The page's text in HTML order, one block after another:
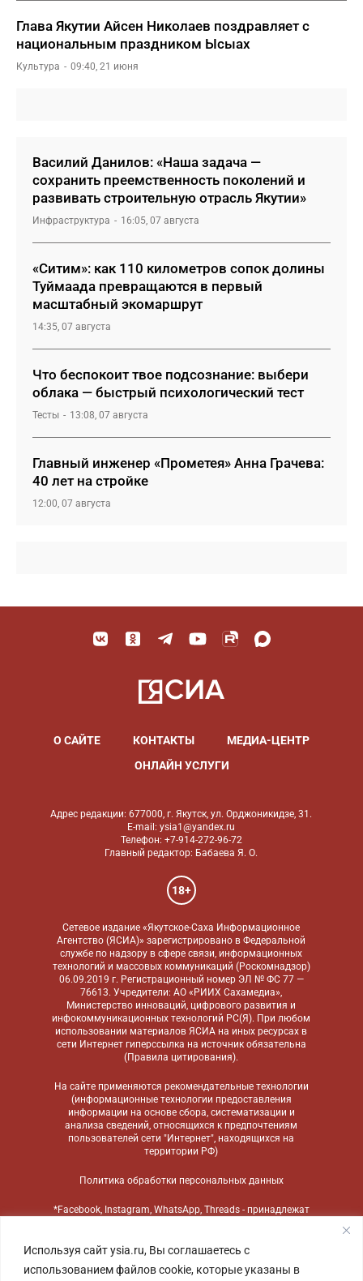
Используя сайт ysia.ru, Вы соглашаетесь с
использованием файлов cookie, которые указаны в
Глава Якутии Айсен Николаев поздравляет с
национальным праздником Ысыах
Культура 09:40, 21 июня
Василий Данилов: «Наша задача —
сохранить преемственность поколений и
развивать строительную отрасль Якутии»
Инфраструктура 16:05, 07 августа
«Ситим»: как 110 километров сопок долины
Туймаада превращаются в первый
масштабный экомаршрут
14:35, 07 августа
Что беспокоит твое подсознание: выбери
облака — быстрый психологический тест
Тесты 13:08, 07 августа
Главный инженер «Прометея» Анна Грачева:
40 лет на стройке
12:00, 07 августа
О САЙТЕ КОНТАКТЫ
МЕДИА-ЦЕНТР
ОНЛАЙН УСЛУГИ
Адрес редакции: 677000, г. Якутск, ул. Орджоникидзе, 31.
E-mail: ysia1@yandex.ru
Телефон: +7-914-272-96-72
Главный редактор: Бабаева Я. О.
18+
Сетевое издание «Якутское-Саха Информационное
Агентство (ЯСИА)» зарегистрировано в Федеральной
службе по надзору в сфере связи, информационных
технологий и массовых коммуникаций (Роскомнадзор)
06.09.2019 г. Регистрационный номер ЭЛ № ФС 77 —
76613. Учредители: АО «РИИХ Сахамедиа»,
Министерство инноваций, цифрового развития и
инфокоммуникационных технологий РС(Я). При любом
использовании материалов ЯСИА на иных ресурсах в
сети Интернет гиперссылка на источник обязательна
(Правила цитирования).
На сайте применяются рекомендательные технологии
(информационные технологии предоставления
информации на основе сбора, систематизации и
анализа сведений, относящихся к предпочтениям
пользователей сети "Интернет", находящихся на
территории РФ)
Политика обработки персональных данных
*Facebook, Instagram, WhatsApp, Threads - принадлежат